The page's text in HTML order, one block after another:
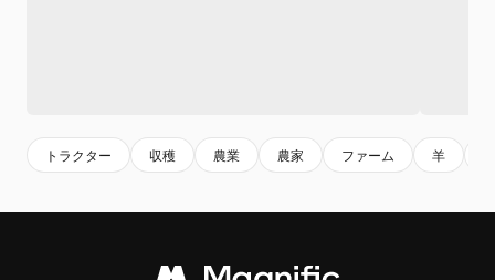
トラクター 収穫 農業 農家 ファーム 羊